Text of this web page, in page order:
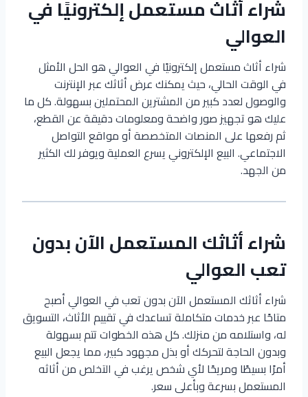
شراء أثاث مستعمل إلكترونيًا في
العوالي
شراء أثاث مستعمل إلكترونيًا في العوالي هو الحل الأمثل
في الوقت الحالي، حيث يمكنك عرض أثاثك عبر الإنترنت
والوصول لعدد كبير من المشترين المحتملين بسهولة. كل ما
عليك هو تجهيز صور واضحة ومعلومات دقيقة عن القطع،
ثم رفعها على المنصات المتخصصة أو مواقع التواصل
الاجتماعي. البيع الإلكتروني يسرع العملية ويوفر لك الكثير
من الجهد.
شراء أثاثك المستعمل الآن بدون
تعب العوالي
شراء أثاثك المستعمل الآن بدون تعب في العوالي أصبح
متاحًا عبر خدمات متكاملة تساعدك في تقييم الأثاث، التسويق
له، واستلامه من منزلك. كل هذه الخطوات تتم بسهولة
وبدون الحاجة لتحركك أو بذل مجهود كبير، مما يجعل البيع
أمرًا بسيطًا ومريحًا لأي شخص يرغب في التخلص من أثاثه
المستعمل بسرعة وبأعلى سعر.